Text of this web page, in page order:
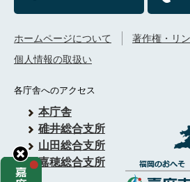
各庁舎へのアクセス
本庁舎
碓井総合支所
山田総合支所
嘉穂総合支所
ホームページについて
著作権・リ
個人情報の取扱い